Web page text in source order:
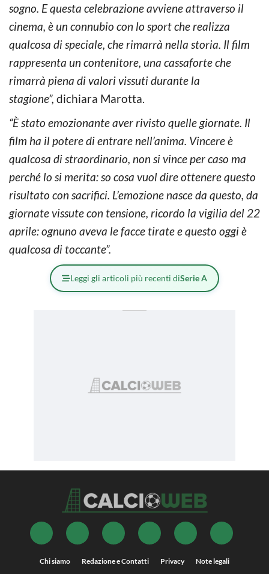
sogno. E questa celebrazione avviene attraverso il
cinema, è un connubio con lo sport che realizza
qualcosa di speciale, che rimarrà nella storia. Il film
rappresenta un contenitore, una cassaforte che
rimarrà piena di valori vissuti durante la
stagione”, dichiara Marotta.
“È stato emozionante aver rivisto quelle giornate. Il
film ha il potere di entrare nell’anima. Vincere è
qualcosa di straordinario, non si vince per caso ma
perché lo si merita: so cosa vuol dire ottenere questo
risultato con sacrifici. L’emozione nasce da questo, da
giornate vissute con tensione, ricordo la vigilia del 22
aprile: ognuno aveva le facce tirate e questo oggi è
qualcosa di toccante”.
Leggi gli articoli più recenti diSerie A
Chi siamo Redazione e Contatti Privacy Note legali